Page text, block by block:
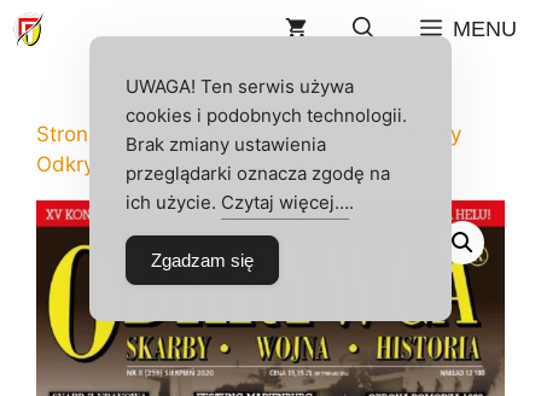
Przejdź
do
MENU
Strona główna/ Sklep / Odkrywca
Numery
Odkrywcy/2020/ ODKRYWCA 8/2020
UWAGA! Ten serwis używa
cookies i podobnych technologii.
Brak zmiany ustawienia
przeglądarki oznacza zgodę na
ich użycie. Czytaj więcej….
Zgadzam się